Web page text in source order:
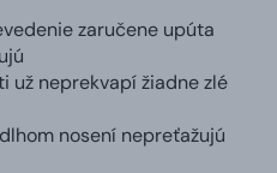
zaručene upúta
už neprekvapí žiadne zlé
nosení nepreťažujú